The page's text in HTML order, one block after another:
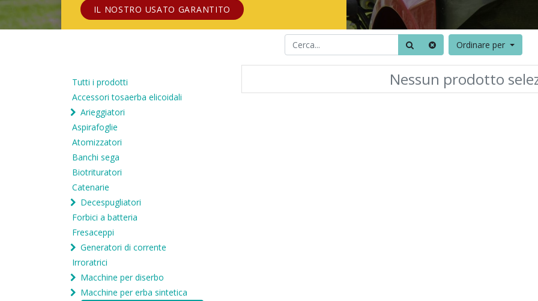
IL NOSTRO USATO GARANTITO
Ordinare per
Tutti i prodotti
Accessori tosaerba elicoidali
Arieggiatori
Aspirafoglie
Atomizzatori
Banchi sega
Biotrituratori
Catenarie
Decespugliatori
Forbici a batteria
Fresaceppi
Generatori di corrente
Irroratrici
Macchine per diserbo
Macchine per erba sintetica
Nessun prodotto